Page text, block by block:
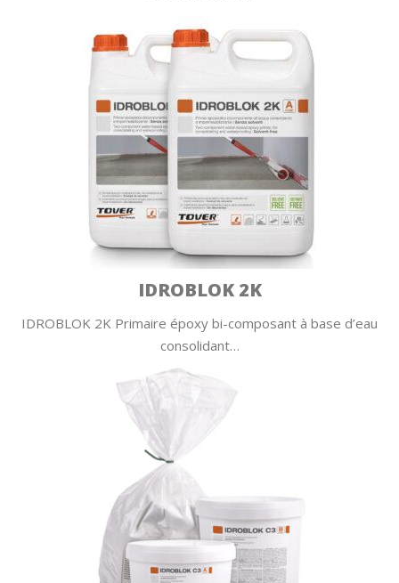
IDROBLOK 2K
IDROBLOK 2K Primaire époxy bi-composant à base d’eau
consolidant…